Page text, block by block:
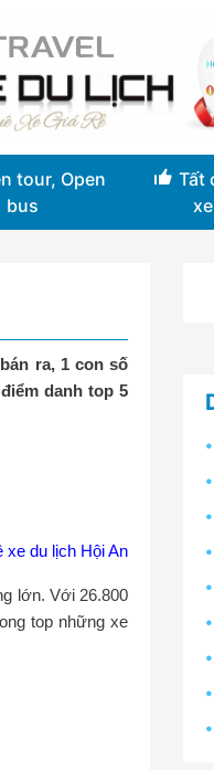
tour, Open
bus
Tất
xe
ra, 1 con số
danh top 5
xe du lịch Hội An
lớn. Với 26.800
top những xe